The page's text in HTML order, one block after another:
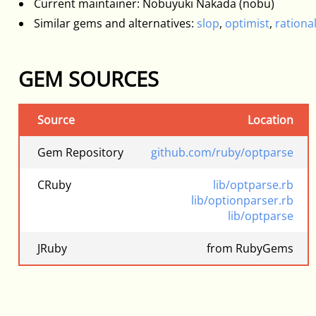
Current maintainer: Nobuyuki Nakada (nobu)
Similar gems and alternatives: slop, optimist,
GEM SOURCES
Source Location
Gem Repository github.com/ruby/optparse
CRuby
lib/optparse.rb
lib/optionparser.rb
lib/optparse
JRuby from RubyGems